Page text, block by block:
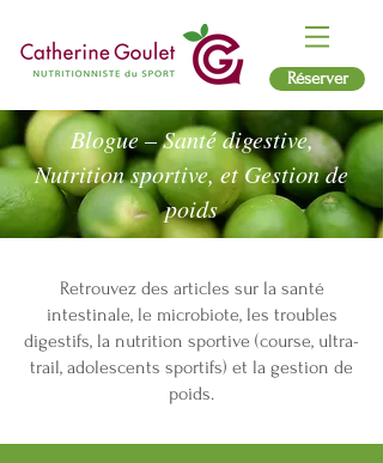
Réserver
Blogue – Santé digestive,
Nutrition sportive, et Gestion de
poids
Retrouvez des articles sur la santé
intestinale, le microbiote, les troubles
digestifs, la nutrition sportive (course, ultra-
trail, adolescents sportifs) et la gestion de
poids.